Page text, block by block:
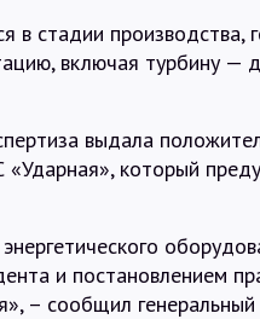
в стадии
включая турбину
выдала
«Ударная», который
и постановлением
– сообщил